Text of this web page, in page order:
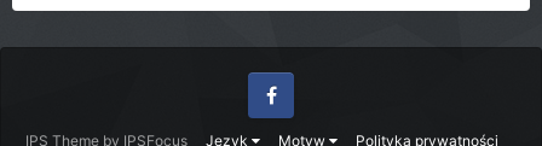
IPS Theme by IPSFocus Język Motyw Polityka prywatności
Facebook